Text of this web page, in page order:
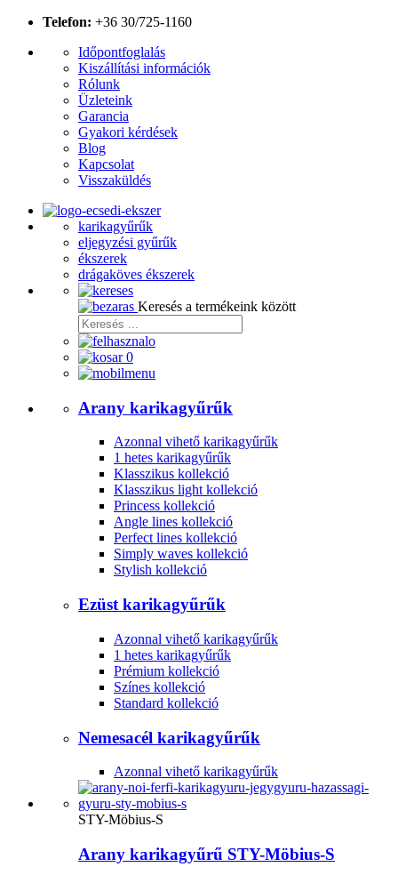
Telefon: +36 30/725-1160
Időpontfoglalás
Kiszállítási információk
Rólunk
Üzleteink
Garancia
Gyakori kérdések
Blog
Kapcsolat
Visszaküldés
karikagyűrűk
eljegyzési gyűrűk
ékszerek
drágaköves ékszerek
Keresés a termékeink között
0
Arany karikagyűrűk
Azonnal vihető karikagyűrűk
1 hetes karikagyűrűk
Klasszikus kollekció
Klasszikus light kollekció
Princess kollekció
Angle lines kollekció
Perfect lines kollekció
Simply waves kollekció
Stylish kollekció
Ezüst karikagyűrűk
Azonnal vihető karikagyűrűk
1 hetes karikagyűrűk
Prémium kollekció
Színes kollekció
Standard kollekció
Nemesacél karikagyűrűk
Azonnal vihető karikagyűrűk
STY-Möbius-S
Arany karikagyűrű STY-Möbius-S